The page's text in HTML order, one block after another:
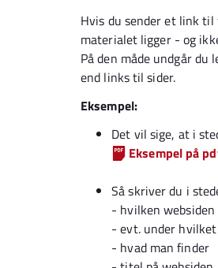
Hvis du sender et link
materialet ligger - og
På den måde undgår
end links til sider.
Eksempel:
Det vil sige, at i
Eksempel på
Så skriver du i
- hvilken
- evt. under
- hvad man finder